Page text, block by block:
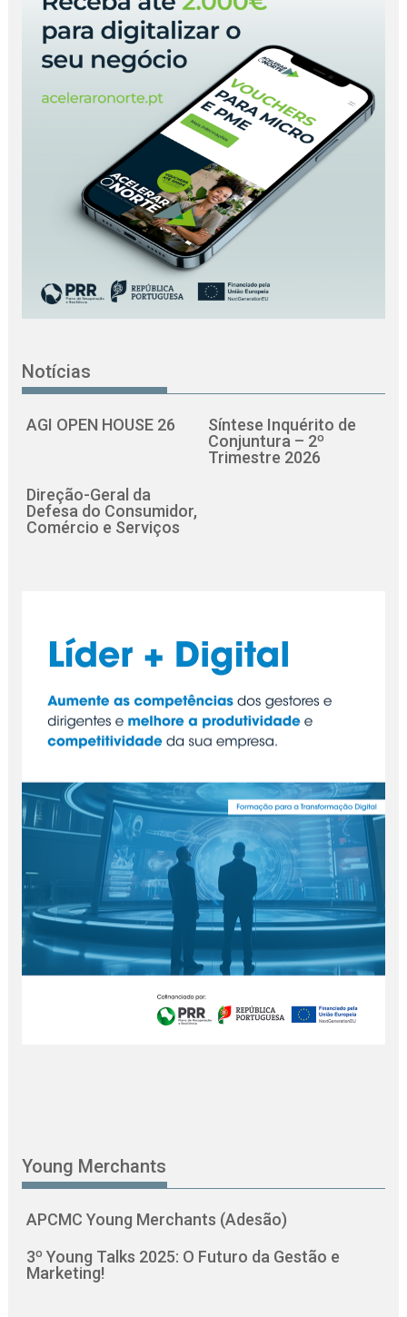
Notícias
AGI OPEN HOUSE 26
Síntese Inquérito de
Conjuntura – 2º
Trimestre 2026
Direção-Geral da
Defesa do Consumidor,
Comércio e Serviços
Young Merchants
APCMC Young Merchants (Adesão)
3º Young Talks 2025: O Futuro da Gestão e
Marketing!